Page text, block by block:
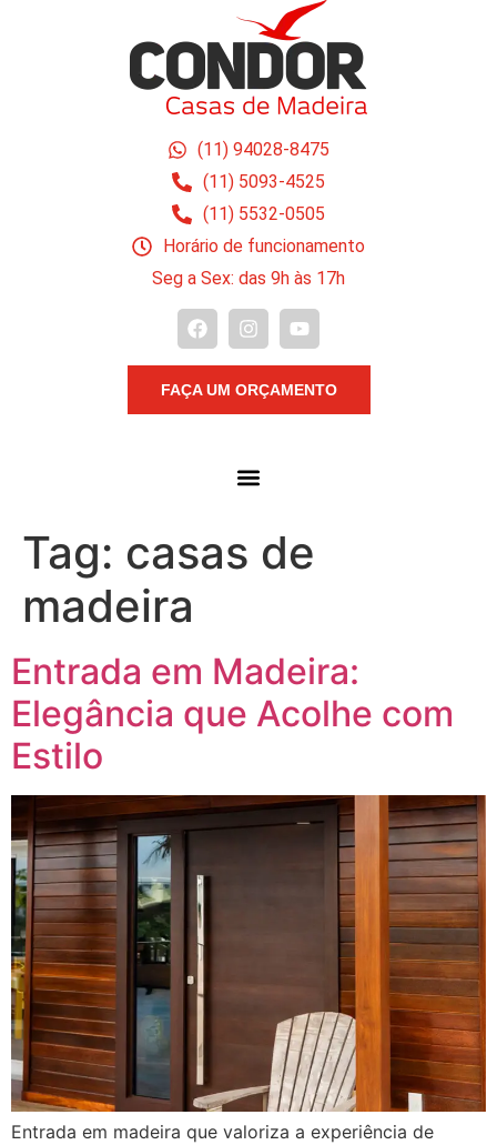
(11) 94028-8475
(11) 5093-4525
(11) 5532-0505
Horário de funcionamento
Seg a Sex: das 9h às 17h
FAÇA UM ORÇAMENTO
Tag: casas de
madeira
Entrada em Madeira:
Elegância que Acolhe com
Estilo
Entrada em madeira que valoriza a experiência de